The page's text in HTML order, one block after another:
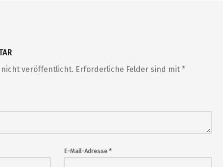
nicht veröffentlicht. Erforderliche Felder sind mit *
E-Mail-Adresse *